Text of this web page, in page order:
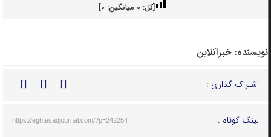
[کل: 0میانگین: 0
]
نویسنده: خبرآنلاین
اشتراک گذاری :
لینک کوتاه : https://eghtesadjournal.com/?p=242254